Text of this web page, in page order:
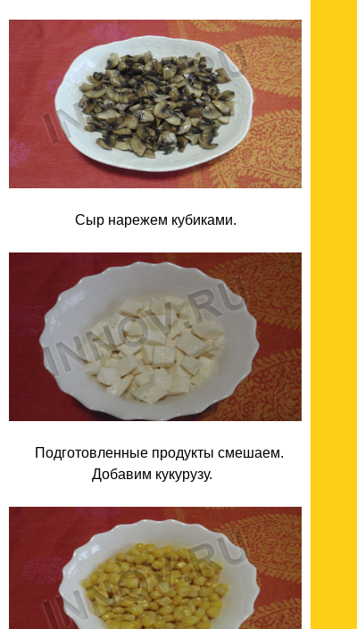
Сыр нарежем кубиками.
Подготовленные продукты смешаем.
Добавим кукурузу.